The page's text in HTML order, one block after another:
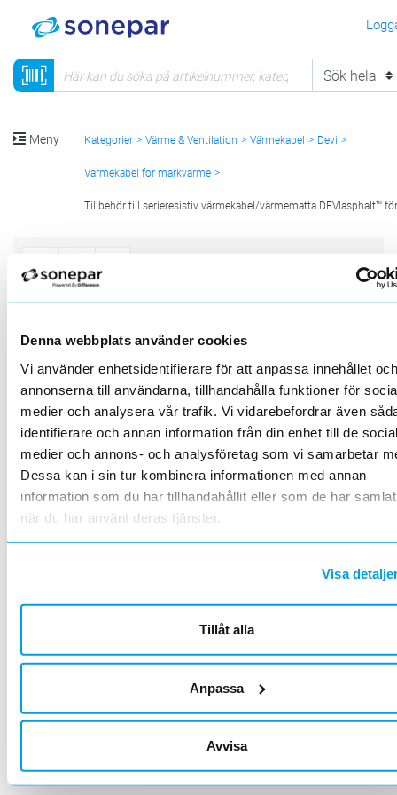
Denna webbplats använder cookies
Vi använder enhetsidentifierare för att anpassa innehållet och
annonserna till användarna, tillhandahålla funktioner för
medier och analysera vår trafik. Vi vidarebefordrar även
identifierare och annan information från din enhet till de
medier och annons- och analysföretag som vi samarbetar
Dessa kan i sin tur kombinera informationen med annan
information som du har tillhandahållit eller som de har
när du har använt deras tjänster.
Visa
Tillåt alla
Anpassa
Avvisa
Meny Kategorier Värme & Ventilation Värmekabel Devi
Värmekabel för markvärme
Tillbehör till serieresistiv värmekabel/värmematta DEVIasphalt™
Sida < 1 > Per sida 20 50 100 200
DEVI
Filter Lagerförda Alla 2 st
ST Lägg i kundvagn
MONT- REPSATS SJÄLVB V-KABEL
ArtNr
8935412
Krympslang 20/6 HTC-SCM-HD\nsvart, 160
mm - 2 st.\nKrympslang 18/4,5 klar 70 mm - 2
st.\nDistansstycke - 2 st.\nDubbel presshylsa
COMBISKYLT
Varningsskylt för värmekabelanläggningar
< 1 > Artiklar per sida 20 50 100 200